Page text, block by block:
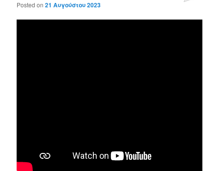
Posted on21 Αυγούστου 2023